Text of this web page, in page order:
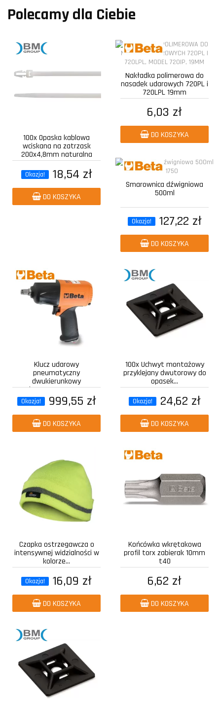
Polecamy dla Ciebie
100x Opaska kablowa
wciskana na zatrzask
200x4,8mm naturalna
Okazja! 18,54 zł
DO KOSZYKA
Nakładka polimerowa do
nasadek udarowych 720PL i
720LPL 19mm
6,03 zł
DO KOSZYKA
Smarownica dźwigniowa
500ml
Okazja! 127,22 zł
DO KOSZYKA
Klucz udarowy
pneumatyczny
dwukierunkowy
kompozytowy z...
Okazja! 999,55 zł
DO KOSZYKA
100x Uchwyt montażowy
przyklejany dwutorowy do
opasek...
Okazja! 24,62 zł
DO KOSZYKA
Czapka ostrzegawcza o
intensywnej widzialności w
kolorze...
Okazja! 16,09 zł
DO KOSZYKA
Końcówka wkrętakowa
profil torx zabierak 10mm
t40
6,62 zł
DO KOSZYKA